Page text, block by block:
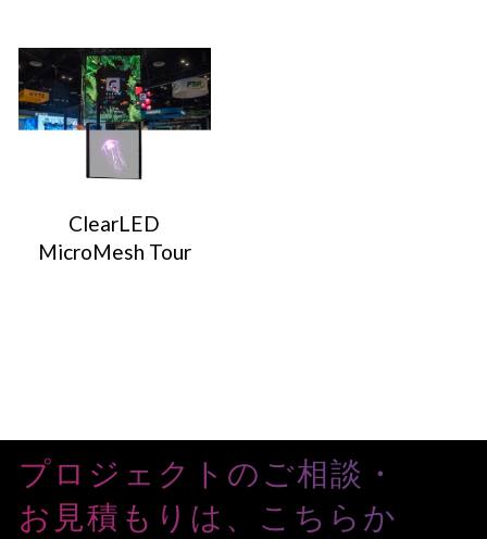
ClearLED
MicroMesh Tour
プロジェクトのご相談・
お見積もりは、こちらか